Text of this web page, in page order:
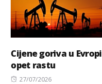
Cijene goriva u Evropi
opet rastu
Posted
27/07/2026